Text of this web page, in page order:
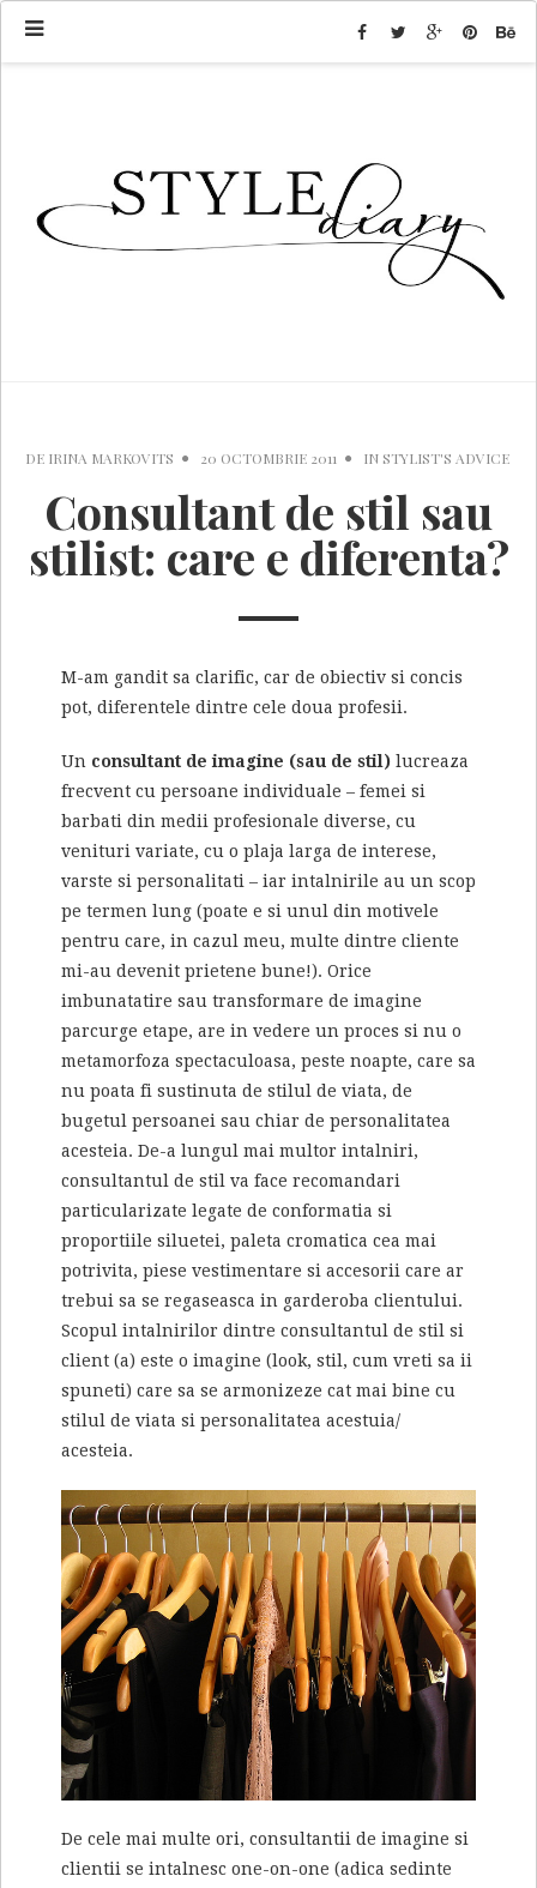
DE IRINA MARKOVITS 20 OCTOMBRIE 2011 IN STYLIST'S ADVICE
Consultant de stil sau
stilist: care e diferenta?
M-am gandit sa clarific, car de obiectiv si concis
pot, diferentele dintre cele doua profesii.
Un consultant de imagine (sau de stil) lucreaza
frecvent cu persoane individuale – femei si
barbati din medii profesionale diverse, cu
venituri variate, cu o plaja larga de interese,
varste si personalitati – iar intalnirile au un scop
pe termen lung (poate e si unul din motivele
pentru care, in cazul meu, multe dintre cliente
mi-au devenit prietene bune!). Orice
imbunatatire sau transformare de imagine
parcurge etape, are in vedere un proces si nu o
metamorfoza spectaculoasa, peste noapte, care sa
nu poata fi sustinuta de stilul de viata, de
bugetul persoanei sau chiar de personalitatea
acesteia. De-a lungul mai multor intalniri,
consultantul de stil va face recomandari
particularizate legate de conformatia si
proportiile siluetei, paleta cromatica cea mai
potrivita, piese vestimentare si accesorii care ar
trebui sa se regaseasca in garderoba clientului.
Scopul intalnirilor dintre consultantul de stil si
client (a) este o imagine (look, stil, cum vreti sa ii
spuneti) care sa se armonizeze cat mai bine cu
stilul de viata si personalitatea acestuia/
acesteia.
De cele mai multe ori, consultantii de imagine si
clientii se intalnesc one-on-one (adica sedinte